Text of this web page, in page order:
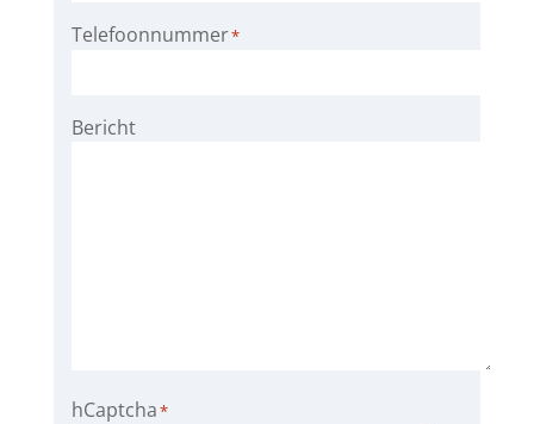
Telefoonnummer*
Bericht
hCaptcha*